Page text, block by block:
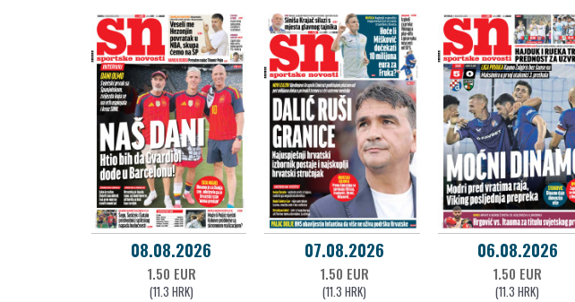
08.08.2026
1.50 EUR
(11.3 HRK)
07.08.2026
1.50 EUR
(11.3 HRK)
06.08.2026
1.50 EUR
(11.3 HRK)